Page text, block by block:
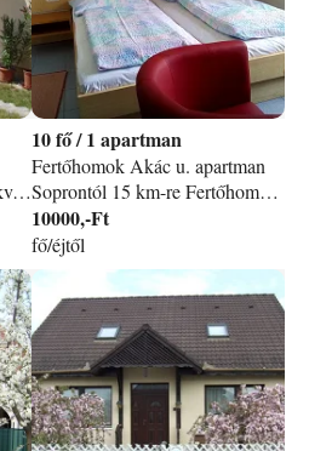
Hegykő a Fertő-tó partján fekvő települések turisztikai központja. A község jelentős vonzereje az egész évben nyitva tartó termál- és gyógyfürdő, mely a Filoména Vendégháztól 10 perc sétával elérhető. Hegykő kedvező földrajzi fekvése miatt jó kiindulópont a környező terület turisztikai és kulturális programjaihoz, Fertőd-Nagycenk-Sopron és a szomszédos települések nevezetességeinek megismeréséhez. A szálláshelyen 3 apartmanban 9 fő elhelyezésére van lehetőség. Férőhely apartmanonként: 2 + 1 fő. Családi ház udvarán lévő Vendégházban van az A/ és a B/ apartman, méretük és berendezésük megegyezik. Családi házból leválasztva újonnan került kialakításra a C/ apartman, mely a teraszról nyílik. Az A/ és B/ apartmanhoz 1-1 kocsibeálló tartozik, a C/ apartman vendége az udvaron parkolhat, füves területen. Az apartmanok felszereltsége azonos színvonalú. Nappali ágyazható kanapéval, felszerelt konyhával, étkezővel, hálószoba franciaággyal - ágyneművel, wc-zuhanyzós fürdőszoba hajszárítóval - 1-1 fürdőlepedő és törölköző személyenként, TV a nappaliban. Wi-Fi. Klíma. A Filoména Vendégház SZÉP kártya elfogadóhely Hegykőn, egész évben várja a pihenni, fürödni és kirándulni vágyó vendégeket.
10 /1 apartman
Fertőhomok Akác u. apartman
Soprontól 15 km-re Fertőhomokon a kerékpárút és a közlekedési út mellett biztosítunk több szobás önálló épületben szálláshelyet vendégeink számára. Szezonálisan működik. Felnőttek részére van berendezve. Egy egységként adjuk ki minimum 8 személy részére. Parkolóhely kerítésen belül van. Az épület 2 szintes, több szobás épület. A szobákhoz tartozik fürdőszoba. A konyha kicsi. Reggeli és egyszerű étel készítésére alkalmas. Étkezni a fedett teraszon tudnak. Kitűnő csillagtúrákat lehet a vendégházból lebonyolítani. 800 m-re van a hegykői termálfürdő bejárata. Termálvizes medencéivel és különböző kényeztető szolgáltatásaival minden korosztály kedvére kínál kikapcsolódást. A közelben éttermek, szemben van egy kitűnő étterem, ahol lehet ebédelni. Hegykőn boltok, éttermek, pizzéria teszik lehetővé a bevásárlást és a vacsora lebonyolítását. A kerékpár szerelmesei kisebb nagyobb túrák során fedezhetik fel a Fertőtáj csodálatos szépségeit. Várjuk szeretettel vendégeinket. Információt szívesen adunk.
10000,-Ft
fő/éjtől